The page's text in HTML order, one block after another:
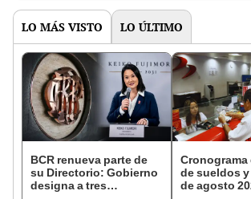
LO MÁS VISTO LO ÚLTIMO
BCR renueva parte de
su Directorio: Gobierno
designa a tres
Cronograma
de sueldos
de agosto